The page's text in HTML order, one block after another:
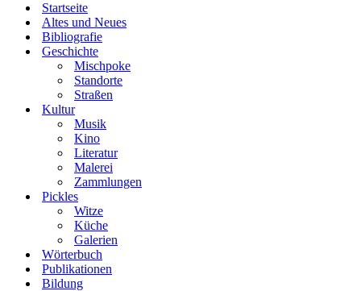
Startseite
Altes und Neues
Bibliografie
Geschichte
Mischpoke
Standorte
Straßen
Kultur
Musik
Kino
Literatur
Malerei
Zammlungen
Pickles
Witze
Küche
Galerien
Wörterbuch
Publikationen
Bildung